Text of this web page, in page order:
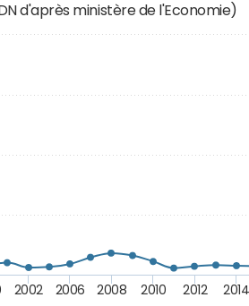
d'après ministère de l'Economie)
2002 2006 2008 2010 2012 2014